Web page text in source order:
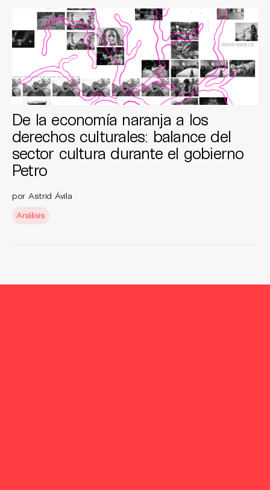
De la economía naranja a los
derechos culturales: balance del
sector cultura durante el gobierno
Petro
por Astrid Ávila
Análisis